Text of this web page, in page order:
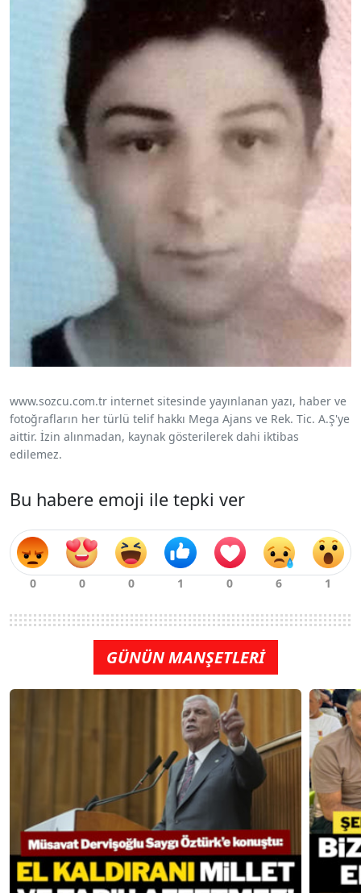
www.sozcu.com.tr internet sitesinde yayınlanan yazı, haber ve
fotoğrafların her türlü telif hakkı Mega Ajans ve Rek. Tic. A.Ş'ye
aittir. İzin alınmadan, kaynak gösterilerek dahi iktibas
edilemez.
Bu habere emoji ile tepki ver
GÜNÜN MANŞETLERİ